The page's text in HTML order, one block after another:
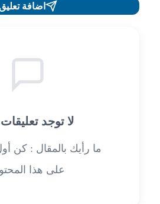
اضافة تعليق
لا توجد
ما رأيك بالمقال : كن
على هذا